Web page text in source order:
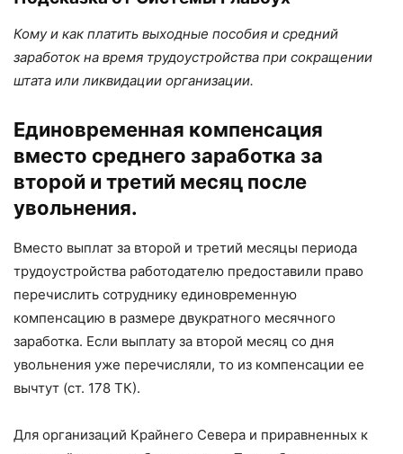
Кому и как платить выходные пособия и средний
заработок на время трудоустройства при сокращении
штата или ликвидации организации.
Единовременная компенсация
вместо среднего заработка за
второй и третий месяц после
увольнения.
Вместо выплат за второй и третий месяцы периода
трудоустройства работодателю предоставили право
перечислить сотруднику единовременную
компенсацию в размере двукратного месячного
заработка. Если выплату за второй месяц со дня
увольнения уже перечисляли, то из компенсации ее
вычтут (ст. 178 ТК).
Для организаций Крайнего Севера и приравненных к